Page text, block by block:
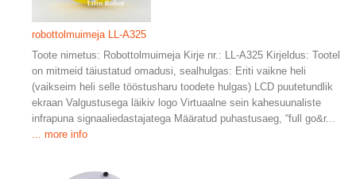
robottolmuimeja LL-A325
Toote nimetus: Robottolmuimeja Kirje nr.: LL-A325 Kirjeldus: Tootel
on mitmeid täiustatud omadusi, sealhulgas: Eriti vaikne heli
(vaikseim heli selle tööstusharu toodete hulgas) LCD puutetundlik
ekraan Valgustusega läikiv logo Virtuaalne sein kahesuunaliste
infrapuna signaaliedastajatega Määratud puhastusaeg, “full go&r...
... more info